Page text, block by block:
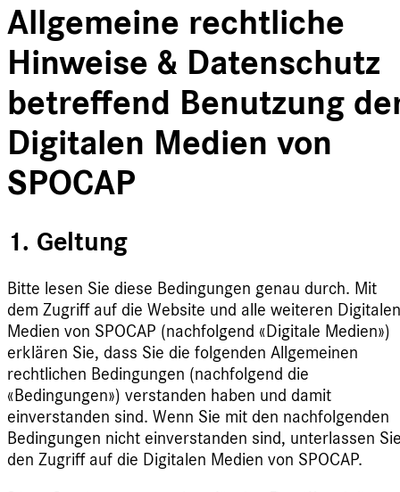
Allgemeine rechtliche
Hinweise & Datenschutz
betreffend Benutzung
Digitalen Medien von
SPOCAP
1. Geltung
Bitte lesen Sie diese Bedingungen genau durch. Mit
dem Zugriff auf die Website und alle weiteren Digitalen
Medien von SPOCAP (nachfolgend «Digitale Medien»)
erklären Sie, dass Sie die folgenden Allgemeinen
rechtlichen Bedingungen (nachfolgend die
«Bedingungen») verstanden haben und damit
einverstanden sind. Wenn Sie mit den nachfolgenden
Bedingungen nicht einverstanden sind, unterlassen
den Zugriff auf die Digitalen Medien von SPOCAP.